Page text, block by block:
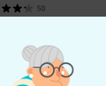
50
immédiatement
The Greatest
10